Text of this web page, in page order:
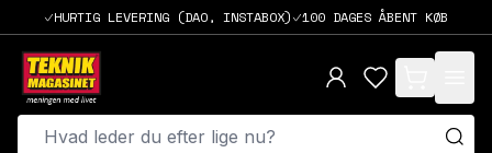
HURTIG LEVERING (DAO, INSTABOX) 100 DAGES ÅBENT KØB
items in cart,